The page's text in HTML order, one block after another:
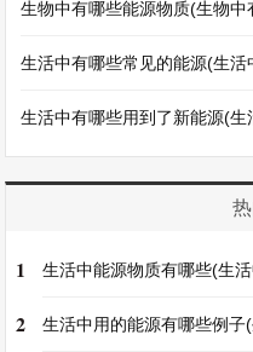
生物中有哪些能源物质(生物
生活中有哪些常见的能源(生
生活中有哪些用到了新能源(
1 生活中能源物质有哪些(生
2 生活中用的能源有哪些例子